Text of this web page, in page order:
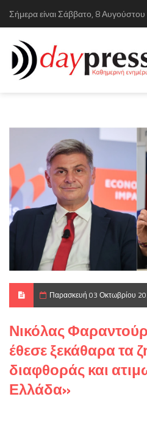
Σήμερα είναι Σάββατο, 8
Παρασκευή 03 Οκτωβρίου
Νικόλας
έθεσε ξεκάθαρα τα
διαφθοράς και
Ελλάδα»